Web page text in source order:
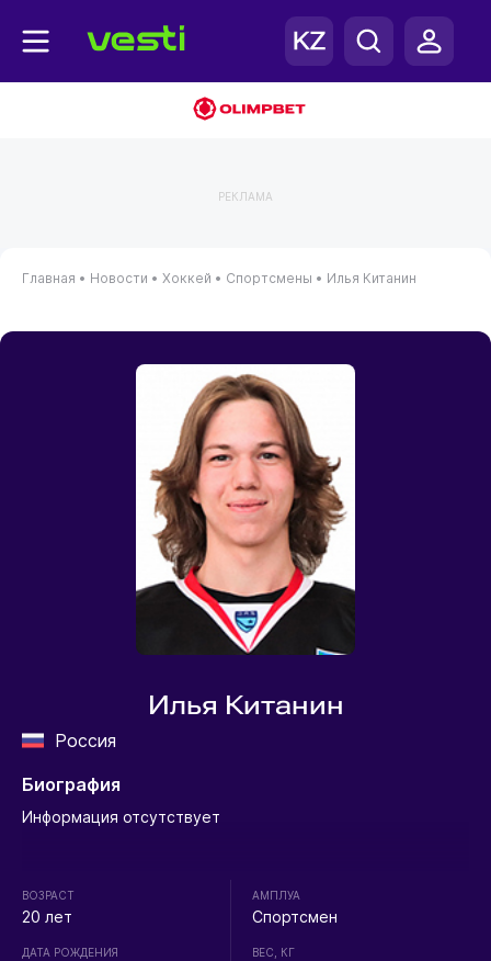
РЕКЛАМА
Главная • Новости • Хоккей • Спортсмены • Илья Китанин
Илья Китанин
Россия
Биография
Информация отсутствует
ВОЗРАСТ
20 лет
ДАТА РОЖДЕНИЯ
АМПЛУА
Спортсмен
ВЕС, КГ